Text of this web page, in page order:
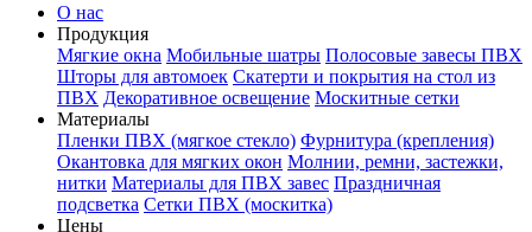
О нас
Продукция
Мягкие окна Мобильные шатры Полосовые завесы ПВХ
Шторы для автомоек Скатерти и покрытия на стол из
ПВХ Декоративное освещение Москитные сетки
Материалы
Пленки ПВХ (мягкое стекло) Фурнитура (крепления)
Окантовка для мягких окон Молнии, ремни, застежки,
нитки Материалы для ПВХ завес Праздничная
подсветка Сетки ПВХ (москитка)
Цены